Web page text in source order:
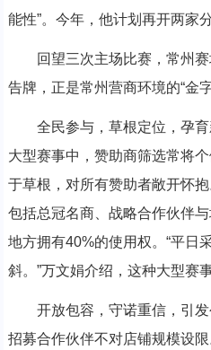
能性”。今年，他计划再开两家分
回望三次主场比赛，常州赛
告牌，正是常州营商环境的“金字
全民参与，草根定位，孕育
大型赛事中，赞助商筛选常将
于草根，对所有赞助者敞开怀
包括总冠名商、战略合作伙伴
地方拥有40%的使用权。“平日
斜。”万文娟介绍，这种大型赛
开放包容，守诺重信，引发
招募合作伙伴不对店铺规模设